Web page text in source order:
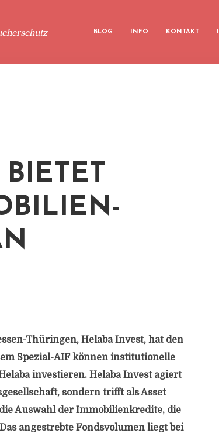
BLOG INFO KONTAKT
Thüringen, Helaba Invest, hat den
Spezial-AIF können institutionelle
investieren. Helaba Invest agiert
sondern trifft als Asset
Auswahl der Immobilienkredite, die
angestrebte Fondsvolumen liegt bei